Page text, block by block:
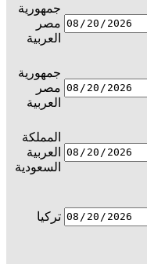
جمهورية
مصر
العربية
جمهورية
مصر
العربية
المملكة
العربية
السعودية
تركيا